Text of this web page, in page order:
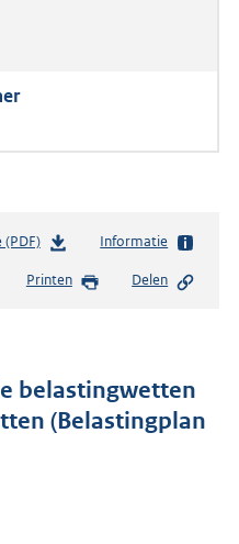
b
s
d
s
g
Informatie
Printen Delen
belastingwetten
(Belastingplan